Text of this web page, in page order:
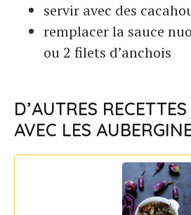
servir avec des
remplacer la sauce
ou 2 filets d’anchois
D’AUTRES
AVEC LES